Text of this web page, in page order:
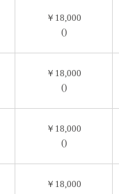
￥18,000
()
￥18,000
()
￥18,000
()
￥18,000